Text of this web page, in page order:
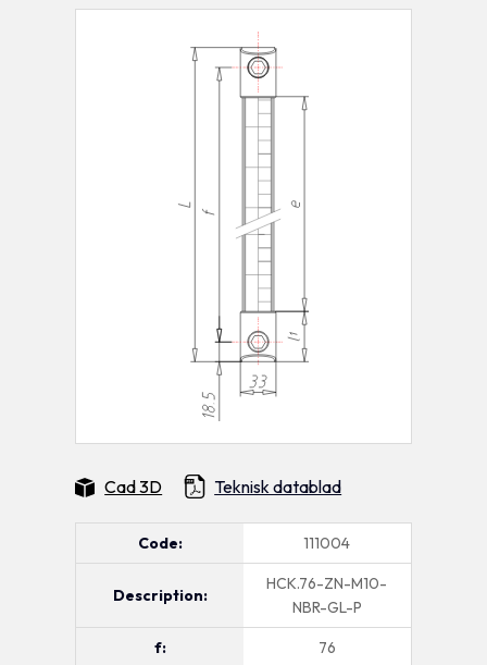
Code: 111004
Description:
HCK.76-ZN-M10-
NBR-GL-P
f: 76
Cad 3D Teknisk datablad